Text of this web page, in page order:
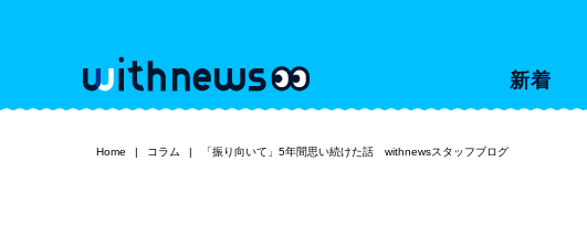
新着
Home コラム 「振り向いて」5年間思い続けた話 withnewsスタッフブログ